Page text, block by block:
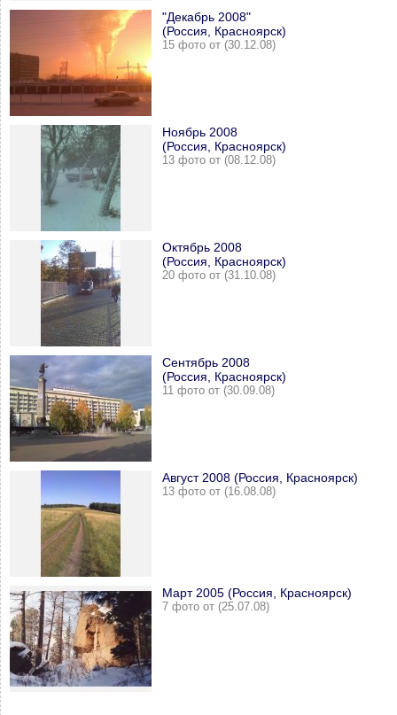
"Декабрь 2008"
(Россия, Красноярск)
15 фото от (30.12.08)
Ноябрь 2008
(Россия, Красноярск)
13 фото от (08.12.08)
Октябрь 2008
(Россия, Красноярск)
20 фото от (31.10.08)
Сентябрь 2008
(Россия, Красноярск)
11 фото от (30.09.08)
Август 2008 (Россия, Красноярск)
13 фото от (16.08.08)
Март 2005 (Россия, Красноярск)
7 фото от (25.07.08)